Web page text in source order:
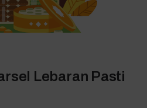
Lebaran Pasti